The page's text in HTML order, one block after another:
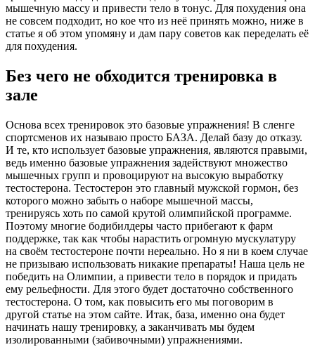
мышечную массу и привести тело в тонус. Для похудения она
не совсем подходит, но кое что из неё принять можно, ниже в
статье я об этом упомяну и дам пару советов как переделать её
для похудения.
Без чего не обходится тренировка в
зале
Основа всех тренировок это базовые упражнения! В сленге
спортсменов их называю просто БАЗА. Делай базу до отказу.
И те, кто использует базовые упражнения, являются правыми,
ведь именно базовые упражнения задействуют множество
мышечных групп и провоцируют на высокую выработку
тестостерона. Тестостерон это главный мужской гормон, без
которого можно забыть о наборе мышечной массы,
тренируясь хоть по самой крутой олимпийской программе.
Поэтому многие бодибилдеры часто прибегают к фарм
поддержке, так как чтобы нарастить огромную мускулатуру
на своём тестостероне почти нереально. Но я ни в коем случае
не призываю использовать никакие препараты! Наша цель не
победить на Олимпии, а привести тело в порядок и придать
ему рельефности. Для этого будет достаточно собственного
тестостерона. О том, как повысить его мы поговорим в
другой статье на этом сайте. Итак, база, именно она будет
начинать нашу тренировку, а заканчивать мы будем
изолированными (забивочными) упражнениями.